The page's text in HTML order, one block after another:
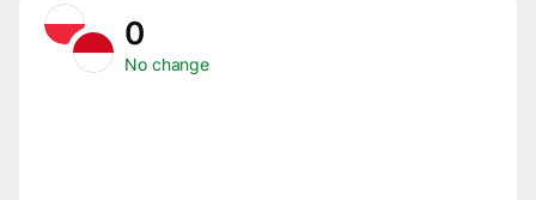
0
No change